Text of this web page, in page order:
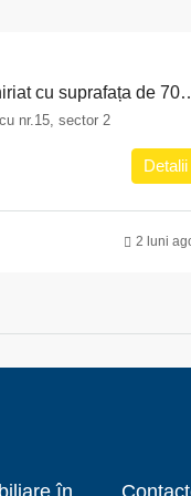
Spațiu comercial de închiriat cu suprafața de 70,34 mp situat
nr.15, sector 2
Detalii
2 luni
în